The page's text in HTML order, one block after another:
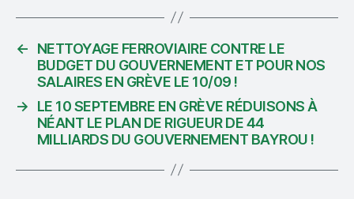
←
NETTOYAGE FERROVIAIRE CONTRE LE
BUDGET DU GOUVERNEMENT ET POUR NOS
SALAIRES EN GRÈVE LE 10/09 !
→
LE 10 SEPTEMBRE EN GRÈVE RÉDUISONS À
NÉANT LE PLAN DE RIGUEUR DE 44
MILLIARDS DU GOUVERNEMENT BAYROU !